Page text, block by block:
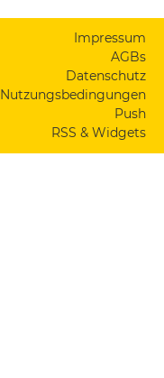
Impressum
AGBs
Datenschutz
Nutzungsbedingungen
Push
RSS & Widgets